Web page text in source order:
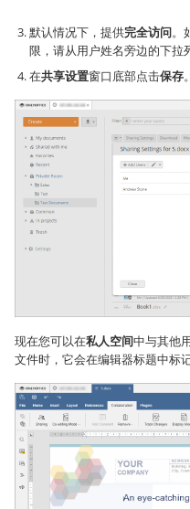
默认情况下，提供完全访问。
限，请从用户姓名旁边的下拉
在共享设置窗口底部点击保存。
现在您可以在私人空间中与其他
文件时，它会在编辑器标题中标